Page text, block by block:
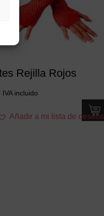
Rejilla Rojos
IVA incluido
Añadir a mi lista de deseos